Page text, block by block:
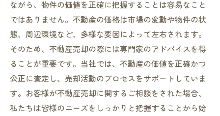
ながら、物件の価値を正確に把握することは容易なこと
ではありません。不動産の価格は市場の変動や物件の状
態、周辺環境など、多様な要因によって左右されます。
そのため、不動産売却の際には専門家のアドバイスを得
ることが重要です。当社では、不動産の価値を正確かつ
公正に査定し、売却活動のプロセスをサポートしていま
す。お客様が不動産売却に関するご相談をされた場合、
私たちは皆様のニーズをしっかりと把握することから始